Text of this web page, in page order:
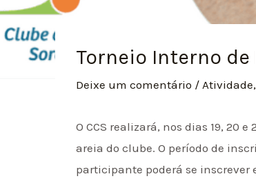
Torneio Interno de
Deixe um comentário / Atividade,
O CCS realizará, nos dias 19, 20
areia do clube. O período de
participante poderá se inscrever